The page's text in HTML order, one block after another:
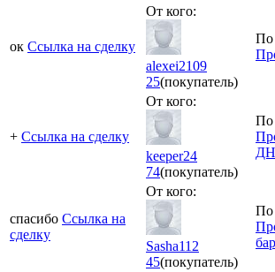
ок Ссылка на сделку
От кого:
alexei2109
25(покупатель)
По
+ Ссылка на сделку
От кого:
keeper24
74(покупатель)
По
спасибо Ссылка на
сделку
От кого:
Sasha112
45(покупатель)
По